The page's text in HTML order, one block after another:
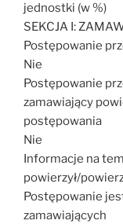
jednostki (w %)
SEKCJA I:
Postępowanie
Nie
Postępowanie
zamawiający
postępowania
Nie
Informacje na
powierzył/
Postępowanie
zamawiających